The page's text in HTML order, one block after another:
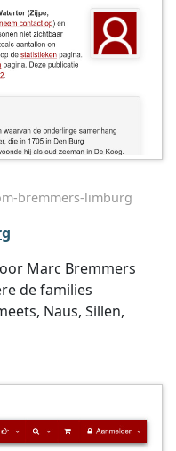
bremmers-limburg
Marc Bremmers
de families
Naus, Sillen,